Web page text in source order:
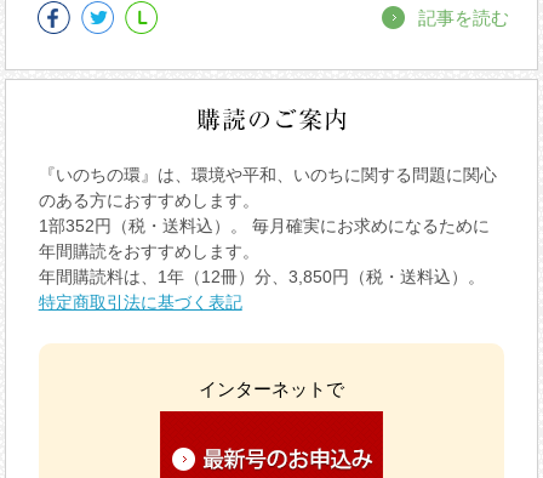
記事を読む
『いのちの環』は、環境や平和、いのちに関する問題に関心
のある方におすすめします。
1部352円（税・送料込）。 毎月確実にお求めになるために
年間購読をおすすめします。
年間購読料は、1年（12冊）分、3,850円（税・送料込）。
特定商取引法に基づく表記
インターネットで